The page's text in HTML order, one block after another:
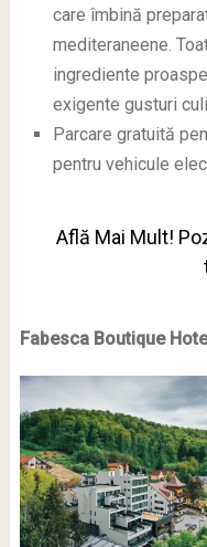
care îmbină
mediteraneene.
ingrediente
exigente gusturi
Parcare gratuită
pentru vehicule
Află Mai Mult!
Fabesca Boutique